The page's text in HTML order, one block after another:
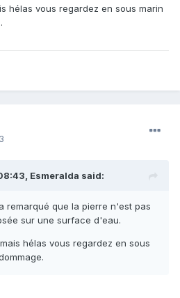
hélas vous regardez en sous marin
Esmeralda said:
remarqué que la pierre n'est pas
sur une surface d'eau.
hélas vous regardez en sous